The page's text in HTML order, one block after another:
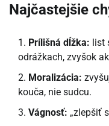
Najčastejšie
Prílišná dĺžka: list
odrážkach, zvyšok
Moralizácia:
kouča, nie sudcu.
Vágnosť: „zlepšiť